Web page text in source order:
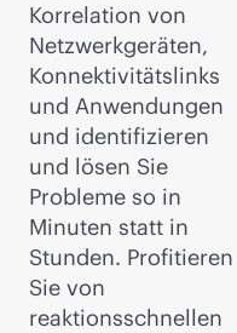
Korrelation von
Netzwerkgeräten,
Konnektivitätslinks
und Anwendungen
und identifizieren
und lösen Sie
Probleme so in
Minuten statt in
Stunden. Profitieren
Sie von
reaktionsschnellen